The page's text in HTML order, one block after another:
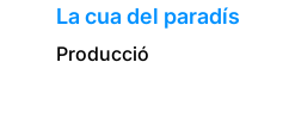
La cua del paradís
Producció